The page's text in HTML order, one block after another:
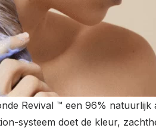
Revival ™ een 96%
systeem doet de kleur,